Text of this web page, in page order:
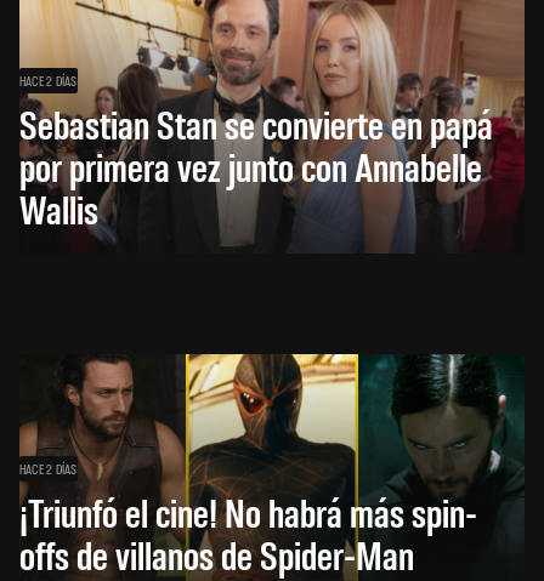
HACE 2 DÍAS
Sebastian Stan se convierte en papá
por primera vez junto con Annabelle
Wallis
HACE 2 DÍAS
¡Triunfó el cine! No habrá más spin-
offs de villanos de Spider-Man